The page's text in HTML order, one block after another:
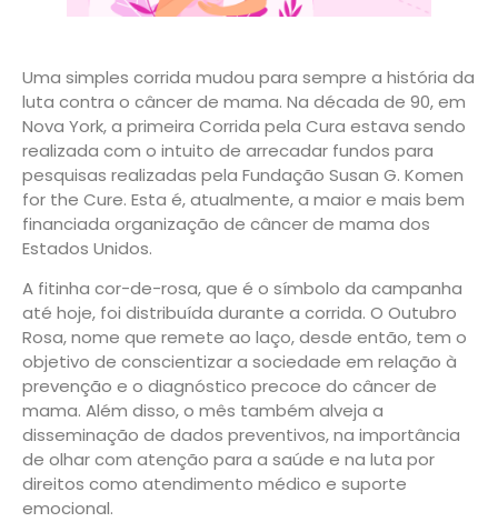
Uma simples corrida mudou para sempre a história da
luta contra o câncer de mama. Na década de 90, em
Nova York, a primeira Corrida pela Cura estava sendo
realizada com o intuito de arrecadar fundos para
pesquisas realizadas pela Fundação Susan G. Komen
for the Cure. Esta é, atualmente, a maior e mais bem
financiada organização de câncer de mama dos
Estados Unidos.
A fitinha cor-de-rosa, que é o símbolo da campanha
até hoje, foi distribuída durante a corrida. O Outubro
Rosa, nome que remete ao laço, desde então, tem o
objetivo de conscientizar a sociedade em relação à
prevenção e o diagnóstico precoce do câncer de
mama. Além disso, o mês também alveja a
disseminação de dados preventivos, na importância
de olhar com atenção para a saúde e na luta por
direitos como atendimento médico e suporte
emocional.